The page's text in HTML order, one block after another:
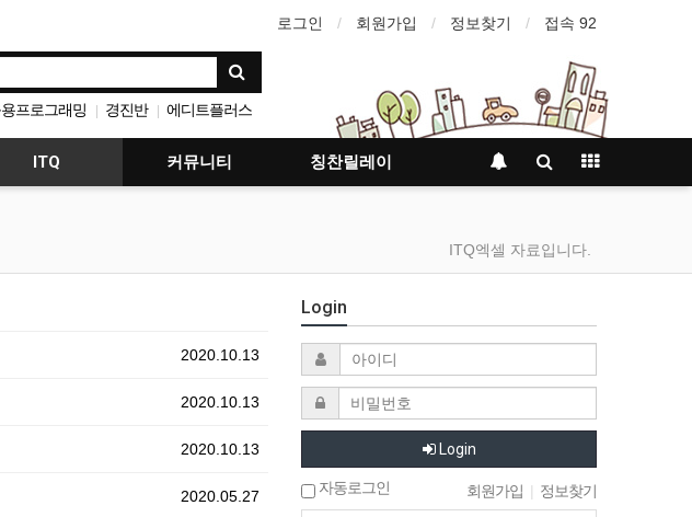
로그인 회원가입 정보찾기 접속 92
프로그래밍 | 경진반 | 에디트플러스
| 모바일프로그래밍 | 공지사항
ITQ 커뮤니티 칭찬릴레이
ITQ엑셀 자료입니다.
2020.10.13
2020.10.13
2020.10.13
2020.05.27
Login
Login
자동로그인 회원가입 | 정보찾기